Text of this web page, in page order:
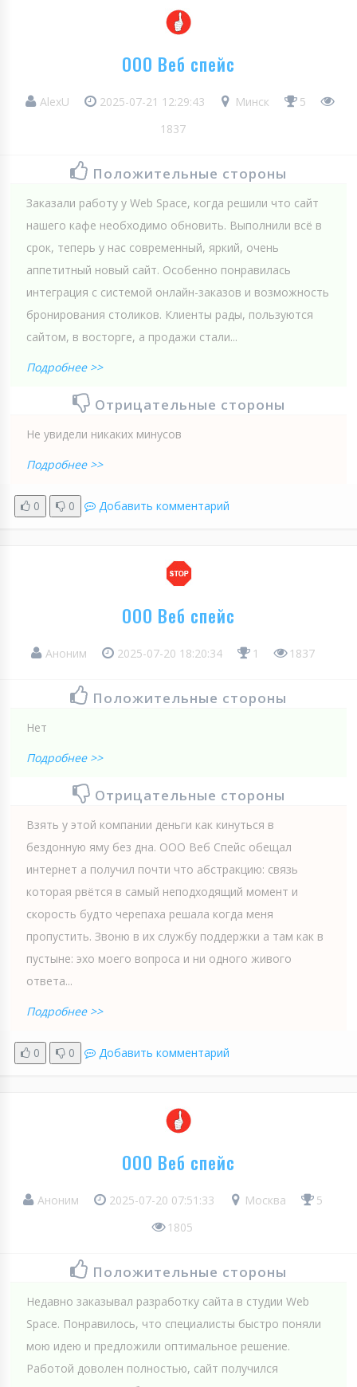
ООО Веб спейс
AlexU 2025-07-21 12:29:43 Минск
5
1837
Положительные стороны
Заказали работу у Web Spaсe, когда решили что сайт
нашего кафе необходимо обновить. Выполнили всё в
срок, теперь у нас современный, яркий, очень
аппетитный новый сайт. Особенно понравилась
интеграция с системой онлайн-заказов и возможность
бронирования столиков. Клиенты рады, пользуются
сайтом, в восторге, а продажи стали...
Подробнее >>
Отрицательные стороны
Не увидели никаких минусов
Подробнее >>
0 0 Добавить комментарий
ООО Веб спейс
Аноним 2025-07-20 18:20:34 1 1837
Положительные стороны
Нет
Подробнее >>
Отрицательные стороны
Взять у этой компании деньги как кинуться в
бездонную яму без дна. ООО Веб Спейс обещал
интернет а получил почти что абстракцию: связь
которая рвётся в самый неподходящий момент и
скорость будто черепаха решала когда меня
пропустить. Звоню в их службу поддержки а там как в
пустыне: эхо моего вопроса и ни одного живого
ответа...
Подробнее >>
0 0 Добавить комментарий
ООО Веб спейс
Аноним 2025-07-20 07:51:33 Москва
5
1805
Положительные стороны
Недавно заказывал разработку сайта в студии Web
Spaсe. Понравилось, что специалисты быстро поняли
мою идею и предложили оптимальное решение.
Работой доволен полностью, сайт получился